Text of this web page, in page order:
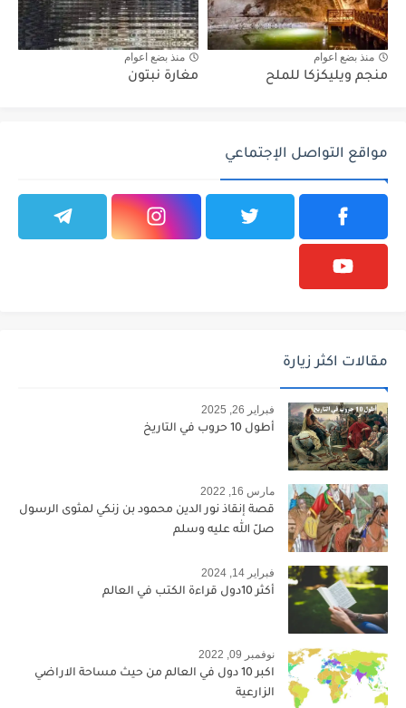
منذ بضع اعوام
منجم ويليكزكا للملح
منذ بضع اعوام
مغارة نبتون
مواقع التواصل الإجتماعي
مقالات اكثر زيارة
فبراير 26, 2025
أطول 10 حروب في التاريخ
مارس 16, 2022
قصة إنقاذ نور الدين محمود بن زنكي لمثوى الرسول
صلّ الله عليه وسلم
فبراير 14, 2024
أكثر 10دول قراءة الكتب في العالم
نوفمبر 09, 2022
اكبر 10 دول في العالم من حيث مساحة الاراضي
الزارعية